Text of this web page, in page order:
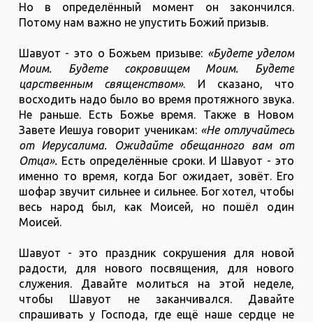
Но в определённый момент он закончился.
Потому нам важно не упустить Божий призыв.
Шавуот - это о Божьем призыве: «Будете уделом
Моим. Будете сокровищем Моим. Будете
царственным священством». И сказано, что
восходить надо было во время протяжного звука.
Не раньше. Есть Божье время. Также в Новом
Завете Иешуа говорит ученикам: «Не отлучайтесь
от Иерусалима. Ожидайте обещанного вам от
Отца».Есть определённые сроки. И Шавуот - это
именно то время, когда Бог ожидает, зовёт. Его
шофар звучит сильнее и сильнее. Бог хотел, чтобы
весь народ был, как Моисей, но пошёл один
Моисей.
Шавуот - это праздник сокрушения для новой
радости, для нового посвящения, для нового
служения. Давайте молиться на этой неделе,
чтобы Шавуот не заканчивался. Давайте
спрашивать у Господа, где ещё наше сердце не